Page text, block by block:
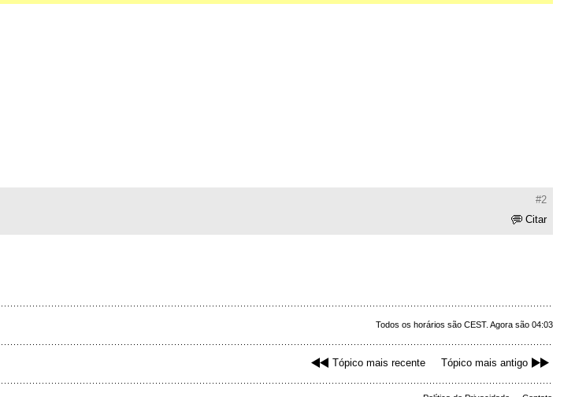
#2
Citar
Todos os horários são CEST. Agora são 04:03
Tópico mais recente Tópico mais antigo